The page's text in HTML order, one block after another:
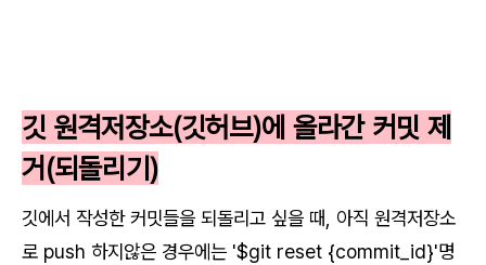
깃 원격저장소(깃허브)에 올라간 커밋 제
거(되돌리기)
깃에서 작성한 커밋들을 되돌리고 싶을 때, 아직 원격저장소
로 push 하지않은 경우에는 '$git reset {commit_id}'명